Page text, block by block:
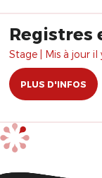
Registres
Stage | Mis à jour il
PLUS D'INFOS